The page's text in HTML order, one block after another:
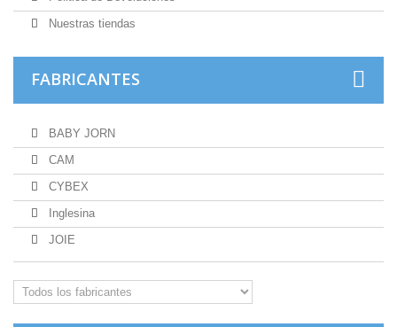
Nuestras tiendas
FABRICANTES
BABY JORN
CAM
CYBEX
Inglesina
JOIE